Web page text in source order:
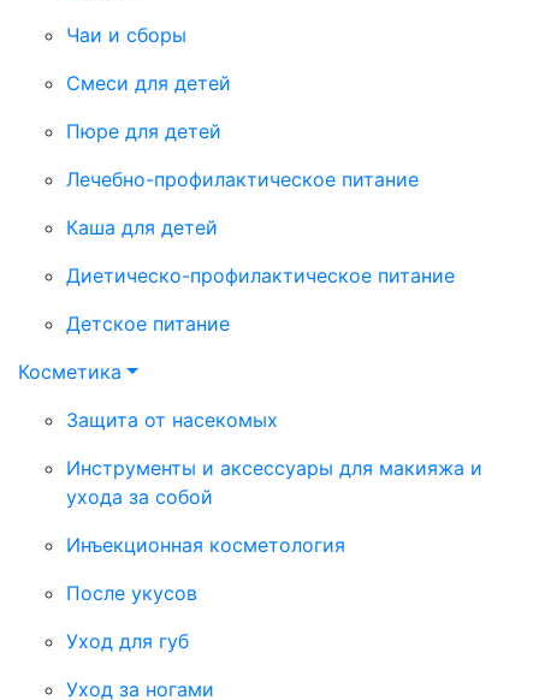
Чаи и сборы
Смеси для детей
Пюре для детей
Лечебно-профилактическое питание
Каша для детей
Диетическо-профилактическое питание
Детское питание
Косметика
Защита от насекомых
Инструменты и аксессуары для макияжа и
ухода за собой
Инъекционная косметология
После укусов
Уход для губ
Уход за ногами